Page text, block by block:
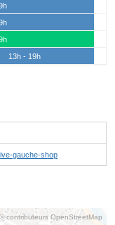
13h - 19h
gauche-shop
© contributeurs OpenStreetMap